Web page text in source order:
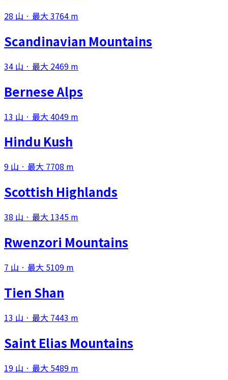
28 山 · 最大 3764 m
Scandinavian Mountains
34 山 · 最大 2469 m
Bernese Alps
13 山 · 最大 4049 m
Hindu Kush
9 山 · 最大 7708 m
Scottish Highlands
38 山 · 最大 1345 m
Rwenzori Mountains
7 山 · 最大 5109 m
Tien Shan
13 山 · 最大 7443 m
Saint Elias Mountains
19 山 · 最大 5489 m